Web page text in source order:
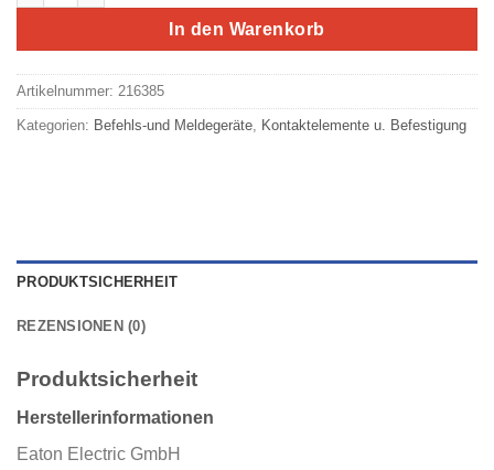
In den Warenkorb
Artikelnummer: 216385
Kategorien: Befehls-und Meldegeräte Kontaktelemente u. Befestigung
PRODUKTSICHERHEIT
REZENSIONEN (0)
Produktsicherheit
Herstellerinformationen
Eaton Electric GmbH